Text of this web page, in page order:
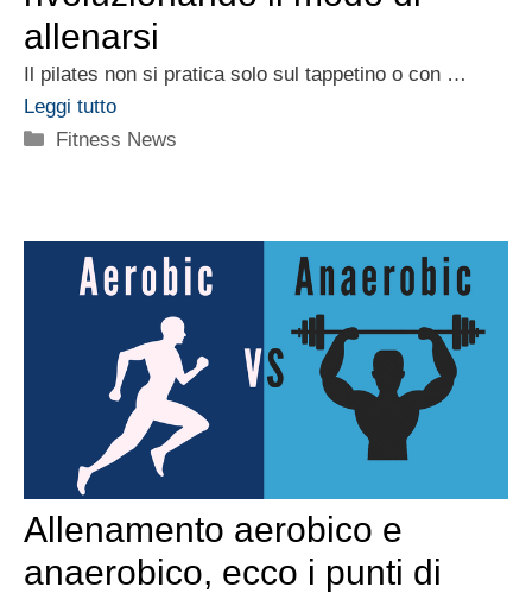
allenarsi
Il pilates non si pratica solo sul tappetino o con …
Leggi tutto
Categorie
Fitness News
Allenamento aerobico e
anaerobico, ecco i punti di